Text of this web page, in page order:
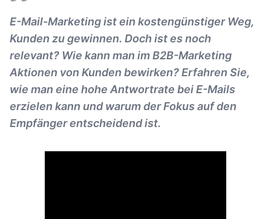
E-Mail-Marketing ist ein kostengünstiger Weg,
Kunden zu gewinnen. Doch ist es noch
relevant? Wie kann man im B2B-Marketing
Aktionen von Kunden bewirken? Erfahren Sie,
wie man eine hohe Antwortrate bei E-Mails
erzielen kann und warum der Fokus auf den
Empfänger entscheidend ist.